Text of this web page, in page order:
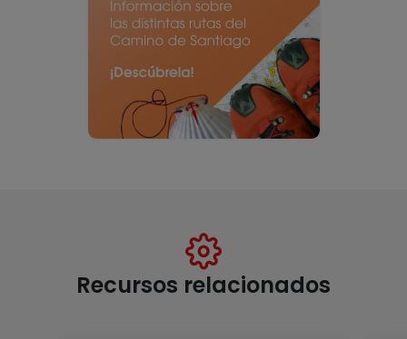
Recursos relacionados